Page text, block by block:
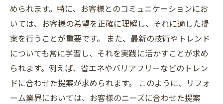
められます。特に、お客様とのコミュニケーションにお
いては、お客様の希望を正確に理解し、それに適した提
案を行うことが重要です。 また、最新の技術やトレンド
についても常に学習し、それを実践に活かすことが求め
られます。例えば、省エネやバリアフリーなどのトレン
ドに合わせた提案が求められます。 このように、リフォ
ーム業界においては、お客様のニーズに合わせた提案